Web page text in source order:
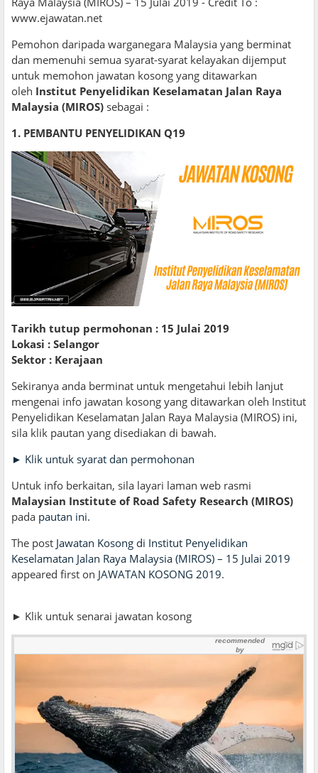
www.ejawatan.net
Pemohon daripada warganegara Malaysia yang berminat
dan memenuhi semua syarat-syarat kelayakan dijemput
untuk memohon jawatan kosong yang ditawarkan
oleh Institut Penyelidikan Keselamatan Jalan Raya
Malaysia (MIROS) sebagai :
1. PEMBANTU PENYELIDIKAN Q19
Tarikh tutup permohonan : 15 Julai 2019
Lokasi : Selangor
Sektor : Kerajaan
Sekiranya anda berminat untuk mengetahui lebih lanjut
mengenai info jawatan kosong yang ditawarkan oleh Institut
Penyelidikan Keselamatan Jalan Raya Malaysia (MIROS) ini,
sila klik pautan yang disediakan di bawah.
► Klik untuk syarat dan permohonan
Untuk info berkaitan, sila layari laman web rasmi
Malaysian Institute of Road Safety Research (MIROS)
pada pautan ini.
The post Jawatan Kosong di Institut Penyelidikan
Keselamatan Jalan Raya Malaysia (MIROS) – 15 Julai 2019
appeared first on JAWATAN KOSONG 2019.
► Klik untuk senarai jawatan kosong